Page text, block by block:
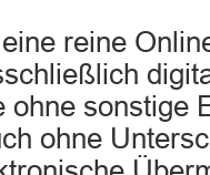
reine
ohne sonstige
ohne